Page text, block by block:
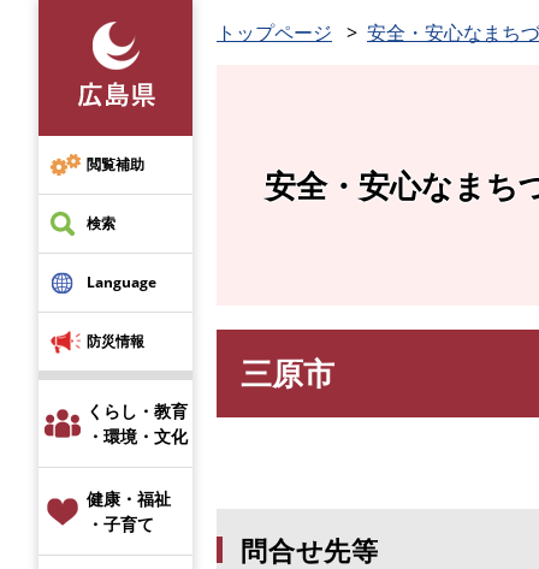
先
頭
で
す
閲覧補助
検索
Language
防災情報
くらし・教育
・環境・文化
健康・福祉
・子育て
トップページ 安全・安心なまち
安全・安心なまち
三原市
問合せ先等